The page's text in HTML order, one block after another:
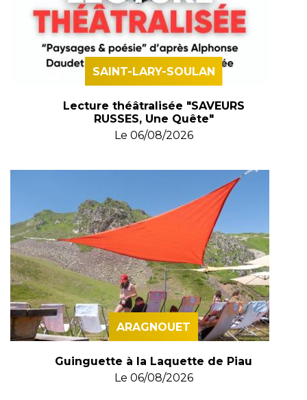
SAINT-LARY-SOULAN
Lecture théâtralisée "SAVEURS
RUSSES, Une Quête"
Le 06/08/2026
ARAGNOUET
Guinguette à la Laquette de Piau
Le 06/08/2026